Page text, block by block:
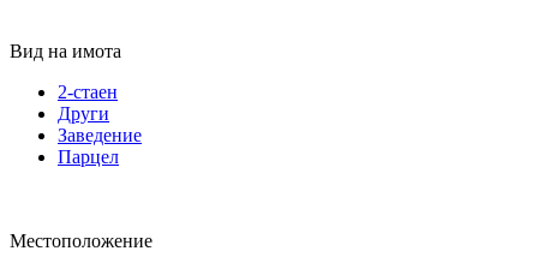
Вид на имота
2-стаен
Други
Заведение
Парцел
Местоположение